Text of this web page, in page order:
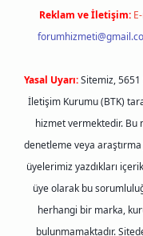
Reklam ve İletişim:
Yasal Uyarı:Sitemiz, 5651
İletişim Kurumu (BTK)
hizmet vermektedir.
denetleme veya
üyelerimiz yazdıkları
üye olarak bu
herhangi bir marka,
bulunmamaktadır.